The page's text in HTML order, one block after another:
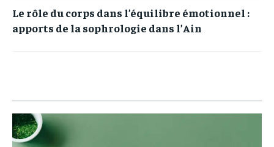
Le rôle du corps dans l’équilibre émotionnel :
apports de la sophrologie dans l’Ain